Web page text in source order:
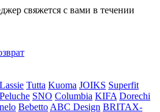
свяжется с вами в течении
Lassie Tutta Kuoma JOIKS Superfit
Peluche SNO Columbia KIFA Dorechi
Bebetto ABC Design BRITAX-